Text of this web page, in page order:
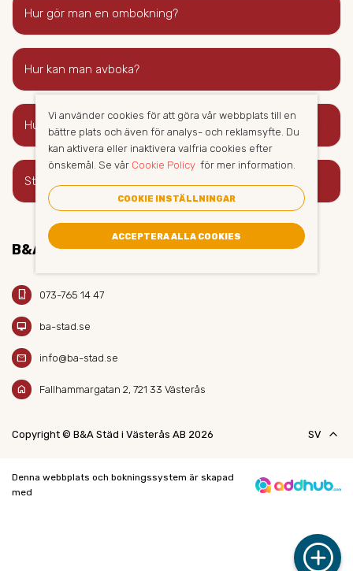
add_circle
Hur gör man en ombokning?
Hur kan man avboka?
Hur gör man med nycklar?
Städutrustning
B&A STÄD AB
phone_iphone 073-765 14 47
desktop_mac ba-stad.se
mail info@ba-stad.se
home Fallhammargatan 2, 721 33 Västerås
Copyright © B&A Städ i Västerås AB 2026 SV keyboard_arrow_up
Denna webbplats och bokningssystem är skapad
med
Vi använder cookies för att göra vår webbplats till en
bättre plats och även för analys- och reklamsyfte. Du
kan aktivera eller inaktivera valfria cookies efter
önskemål. Se vår Cookie Policy för mer information.
COOKIE INSTÄLLNINGAR
ACCEPTERA ALLA COOKIES